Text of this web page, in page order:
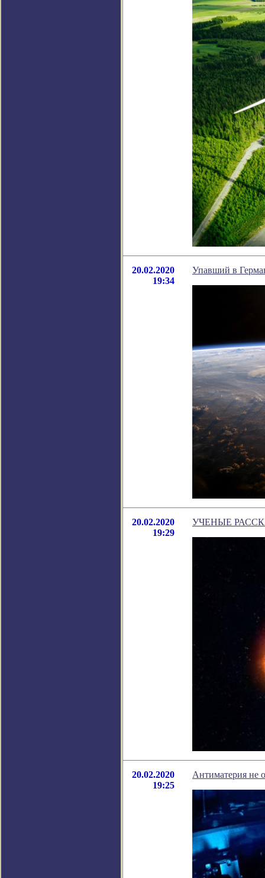
20.02.2020
19:34
Упавший в
20.02.2020
19:29
УЧЕНЫЕ
20.02.2020
19:25
Антиматерия не